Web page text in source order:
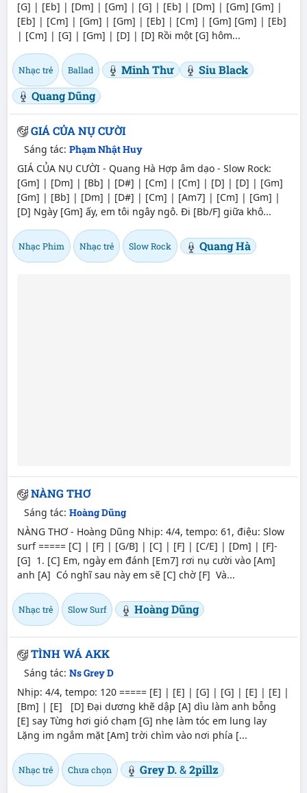
[G] | [Eb] | [Dm] | [Gm] | [G] | [Eb] | [Dm] | [Gm] [Gm] |
[Eb] | [Cm] | [Gm] | [Gm] | [Eb] | [Cm] | [Gm] [Gm] | [Eb]
| [Cm] | [G] | [Gm] | [D] | [D] Rồi một [G] hôm...
Nhạc trẻ Ballad Minh Thư
Siu Black
Quang Dũng
GIÁ CỦA NỤ CƯỜI
Sáng tác: Phạm Nhật Huy
GIÁ CỦA NỤ CƯỜI - Quang Hà Hợp âm dạo - Slow Rock:
[Gm] | [Dm] | [Bb] | [D#] | [Cm] | [Cm] | [D] | [D] | [Gm]
[Gm] | [Bb] | [Dm] | [D#] | [Cm] | [Am7] | [Cm] | [Gm] |
[D] Ngày [Gm] ấy, em tôi ngây ngô. Đi [Bb/F] giữa khô...
Nhạc Phim Nhạc trẻ Slow Rock Quang Hà
NÀNG THƠ
Sáng tác: Hoàng Dũng
NÀNG THƠ - Hoàng Dũng Nhịp: 4/4, tempo: 61, điệu: Slow
surf ===== [C] | [F] | [G/B] | [C] | [F] | [C/E] | [Dm] | [F]-
[G] 1. [C] Em, ngày em đánh [Em7] rơi nụ cười vào [Am]
anh [A] Có nghĩ sau này em sẽ [C] chờ [F] Và...
Nhạc trẻ Slow Surf Hoàng Dũng
TÌNH WÁ AKK
Sáng tác: Ns Grey D
Nhịp: 4/4, tempo: 120 ===== [E] | [E] | [G] | [G] | [E] | [E] |
[Bm] | [E] [D] Đại dương khẽ dập [A] dìu làm anh bỗng
[E] say Từng hơi gió chạm [G] nhẹ làm tóc em lung lay
Lặng im ngắm mặt [Am] trời chìm vào nơi phía [...
Nhạc trẻ Chưa chọn Grey D.&2pillz